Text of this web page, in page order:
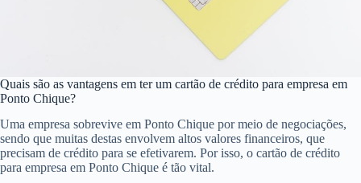
Quais são as vantagens em ter um cartão de crédito para empresa em
Ponto Chique?
Uma empresa sobrevive em Ponto Chique por meio de negociações,
sendo que muitas destas envolvem altos valores financeiros, que
precisam de crédito para se efetivarem. Por isso, o cartão de crédito
para empresa em Ponto Chique é tão vital.